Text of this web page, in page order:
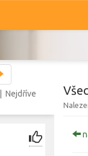
Teplice, Ústecký kraj
Pozemky
| Nejdříve